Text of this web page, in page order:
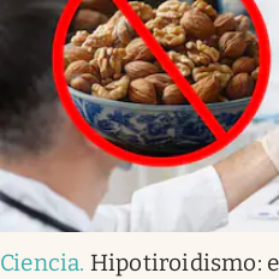
Ciencia. Hipotiroidismo: